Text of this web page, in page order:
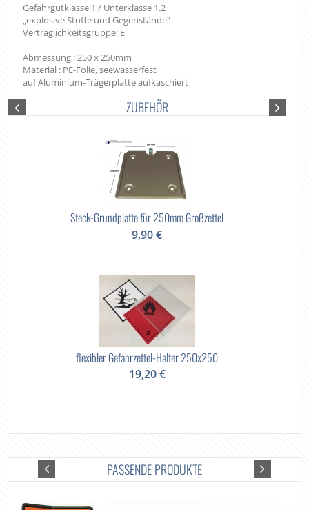
Gefahrgutklasse 1 / Unterklasse 1.2
„explosive Stoffe und Gegenstände“
Verträglichkeitsgruppe: E
Abmessung : 250 x 250mm
Material : PE-Folie, seewasserfest
auf Aluminium-Trägerplatte aufkaschiert
ZUBEHÖR
Steck-Grundplatte für 250mm Großzettel
9,90 €
flexibler Gefahrzettel-Halter 250x250
19,20 €
PASSENDE PRODUKTE